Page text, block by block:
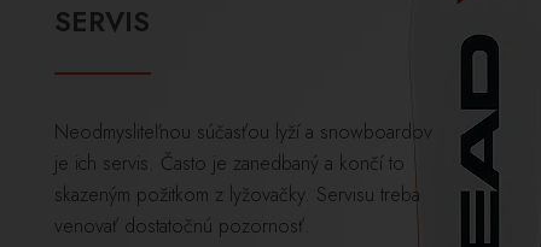
SERVIS
Neodmysliteľnou súčasťou lyží a snowboardov
je ich servis. Často je zanedbaný a končí to
skazeným požitkom z lyžovačky. Servisu treba
venovať dostatočnú pozornosť.